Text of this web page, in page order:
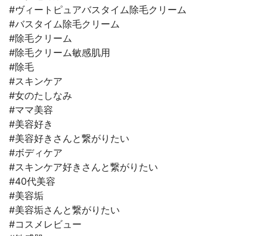
#ヴィートピュアバスタイム除毛クリーム
#バスタイム除毛クリーム
#除毛クリーム
#除毛クリーム敏感肌用
#除毛
#スキンケア
#女のたしなみ
#ママ美容
#美容好き
#美容好きさんと繋がりたい
#ボディケア
#スキンケア好きさんと繋がりたい
#40代美容
#美容垢
#美容垢さんと繋がりたい
#コスメレビュー